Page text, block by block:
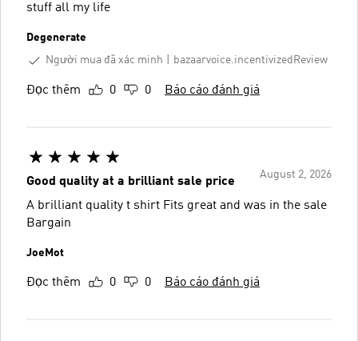
stuff all my life
Degenerate
Người mua đã xác minh
bazaarvoice.incentivizedReview
Đọc thêm 0 0 Báo cáo đánh giá
August 2, 2026
Good quality at a brilliant sale price
A brilliant quality t shirt Fits great and was in the sale
Bargain
JoeMot
Đọc thêm 0 0 Báo cáo đánh giá